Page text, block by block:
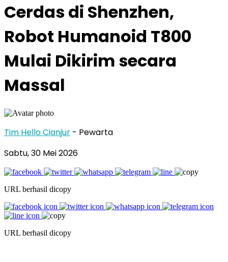
Cerdas di Shenzhen,
Robot Humanoid T800
Mulai Dikirim secara
Massal
Tim Hello Cianjur - Pewarta
Sabtu, 30 Mei 2026
URL berhasil dicopy
URL berhasil dicopy